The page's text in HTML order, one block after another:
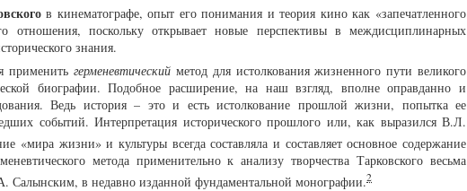
в кинематографе, опыт его понимания и теория кино как «запечатленного
отношения, поскольку открывает новые перспективы в междисциплинарных
знания.
применитьгерменевтический метод для истолкования жизненного пути великого
биографии. Подобное расширение, на наш взгляд, вполне оправданно и
Ведь история – это и есть истолкование прошлой жизни, попытка ее
событий. Интерпретация исторического прошлого или, как выразился В.Л.
«мира жизни» и культуры всегда составляла и составляет основное содержание
метода применительно к анализу творчества Тарковского весьма
Салынским, в недавно изданной фундаментальной монографии.2